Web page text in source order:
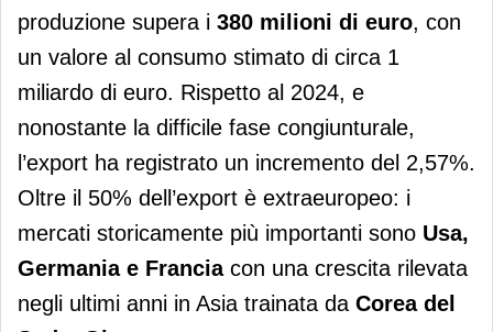
produzione supera i 380 milioni di euro, con
un valore al consumo stimato di circa 1
miliardo di euro. Rispetto al 2024, e
nonostante la difficile fase congiunturale,
l’export ha registrato un incremento del 2,57%.
Oltre il 50% dell’export è extraeuropeo: i
mercati storicamente più importanti sono Usa,
Germania e Franciacon una crescita rilevata
negli ultimi anni in Asia trainata da Corea del